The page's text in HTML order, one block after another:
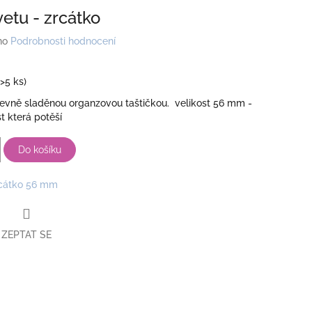
- zrcátko
Podrobnosti hodnocení
ks)
sladěnou organzovou taštičkou. velikost 56 mm -
která potěší
Do košíku
56 mm
ZEPTAT SE